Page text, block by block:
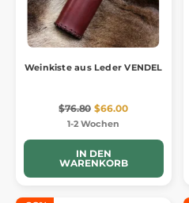
Weinkiste aus Leder VENDEL
$76.80 $66.00
1-2 Wochen
IN DEN
WARENKORB